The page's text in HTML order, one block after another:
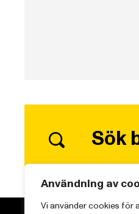
Användning av
Vi använder cookies
Sök